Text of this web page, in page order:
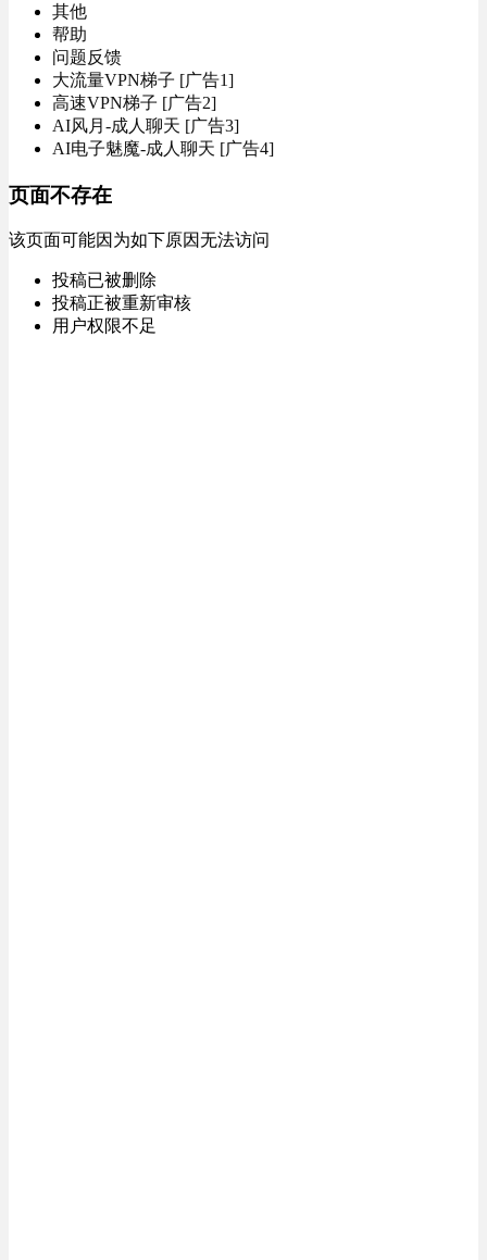
其他
帮助
问题反馈
大流量VPN梯子 [广告1]
高速VPN梯子 [广告2]
AI风月-成人聊天 [广告3]
AI电子魅魔-成人聊天 [广告4]
页面不存在
该页面可能因为如下原因无法访问
投稿已被删除
投稿正被重新审核
用户权限不足